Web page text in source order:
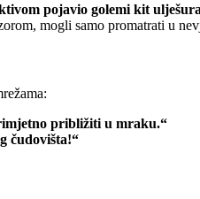
pojavio golemi kit ulješura
mogli samo promatrati u
približiti u mraku.“
čudovišta!“